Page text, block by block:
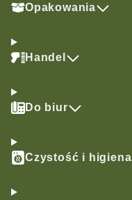
Opakowania
Handel
Do biur
Czystość i higiena